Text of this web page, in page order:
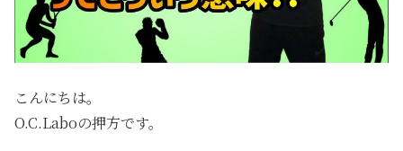
こんにちは。
O.C.Laboの押方です。